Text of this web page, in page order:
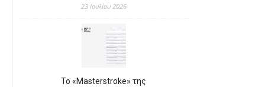
23 Ιουλίου 2026
Το «Masterstroke» της